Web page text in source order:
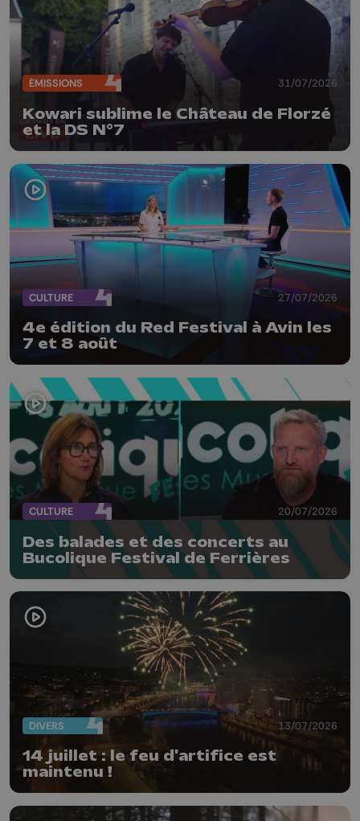
ÉMISSIONS 31/07/2026
Kowari sublime le Château de Florzé
et la DS N°7
CULTURE 27/07/2026
4e édition du Red Festival à Avin les
7 et 8 août
CULTURE 20/07/2026
Des balades et des concerts au
Bucolique Festival de Ferrières
DIVERS 13/07/2026
14 juillet : le feu d'artifice est
maintenu !